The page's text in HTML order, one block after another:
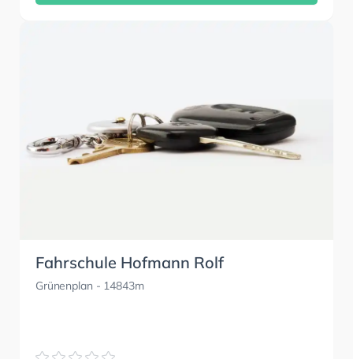
Fahrschule Hofmann Rolf
Grünenplan - 14843m